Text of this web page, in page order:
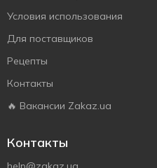
Условия использования
Для поставщиков
Рецепты
Контакты
🔥 Вакансии Zakaz.ua
Контакты